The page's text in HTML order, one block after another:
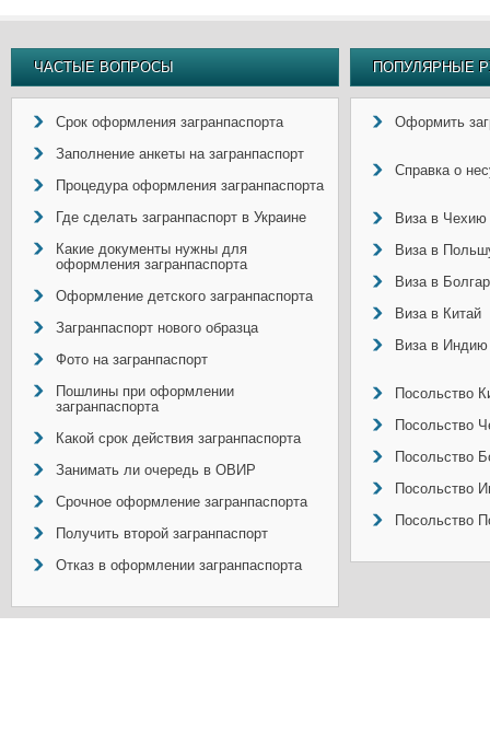
ЧАСТЫЕ ВОПРОСЫ
Срок оформления загранпаспорта
Заполнение анкеты на загранпаспорт
Процедура оформления загранпаспорта
Где сделать загранпаспорт в Украине
Какие документы нужны для
оформления загранпаспорта
Оформление детского загранпаспорта
Загранпаспорт нового образца
Фото на загранпаспорт
Пошлины при оформлении
загранпаспорта
Какой срок действия загранпаспорта
Занимать ли очередь в ОВИР
Срочное оформление загранпаспорта
Получить второй загранпаспорт
Отказ в оформлении загранпаспорта
ПОПУЛЯРНЫЕ
Оформить
Справка о
Виза в Чехию
Виза в
Виза в
Виза в Китай
Виза в Индию
Посольство
Посольство
Посольство
Посольство
Посольство